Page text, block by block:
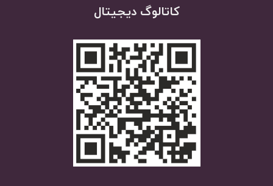
کاتالوگ دیجیتال